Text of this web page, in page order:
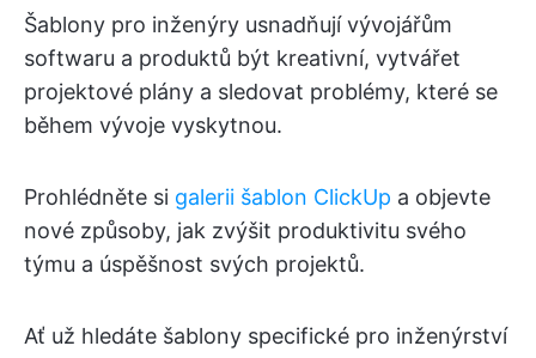
Šablony pro inženýry usnadňují vývojářům
softwaru a produktů být kreativní, vytvářet
projektové plány a sledovat problémy, které se
během vývoje vyskytnou.
Prohlédněte si galerii šablon ClickUp a objevte
nové způsoby, jak zvýšit produktivitu svého
týmu a úspěšnost svých projektů.
Ať už hledáte šablony specifické pro inženýrství